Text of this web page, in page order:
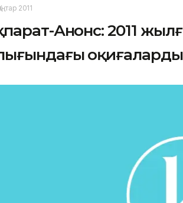
2011
Анонс: 2011